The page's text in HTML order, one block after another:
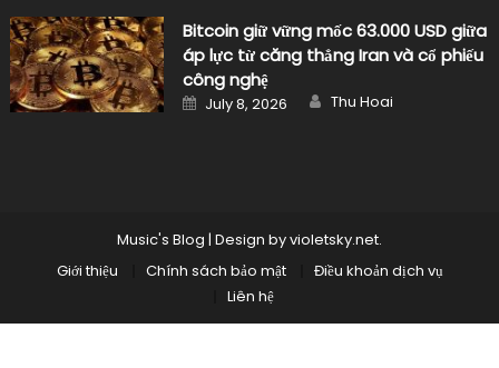
Bitcoin giữ vững mốc 63.000 USD giữa
áp lực từ căng thẳng Iran và cổ phiếu
công nghệ
Posted
on
July 8, 2026 Author
Thu Hoai
Music's Blog | Design byvioletsky.net.
Giới thiệu
Chính sách bảo mật
Điều khoản dịch vụ
Liên hệ